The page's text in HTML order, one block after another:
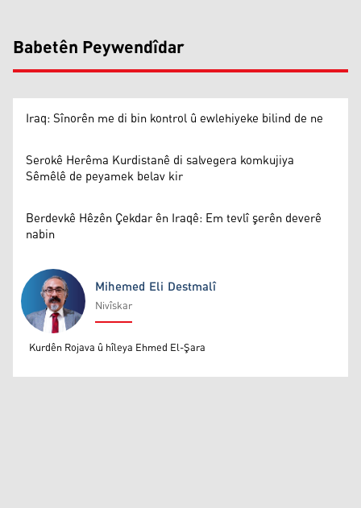
Babetên Peywendîdar
Iraq: Sînorên me di bin kontrol û ewlehiyeke bilind de ne
Serokê Herêma Kurdistanê di salvegera komkujiya
Sêmêlê de peyamek belav kir
Berdevkê Hêzên Çekdar ên Iraqê: Em tevlî şerên deverê
nabin
Mihemed Eli Destmalî
Mihemed Eli Destmalî
Nivîskar
Kurdên Rojava û hîleya Ehmed El-Şara